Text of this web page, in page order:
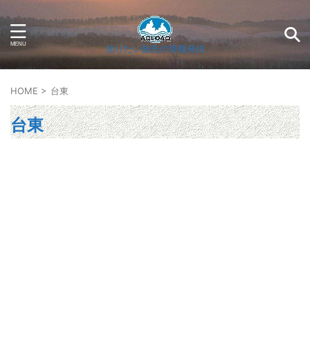
知りたい旅先の情報発信
HOME > 台東
台東